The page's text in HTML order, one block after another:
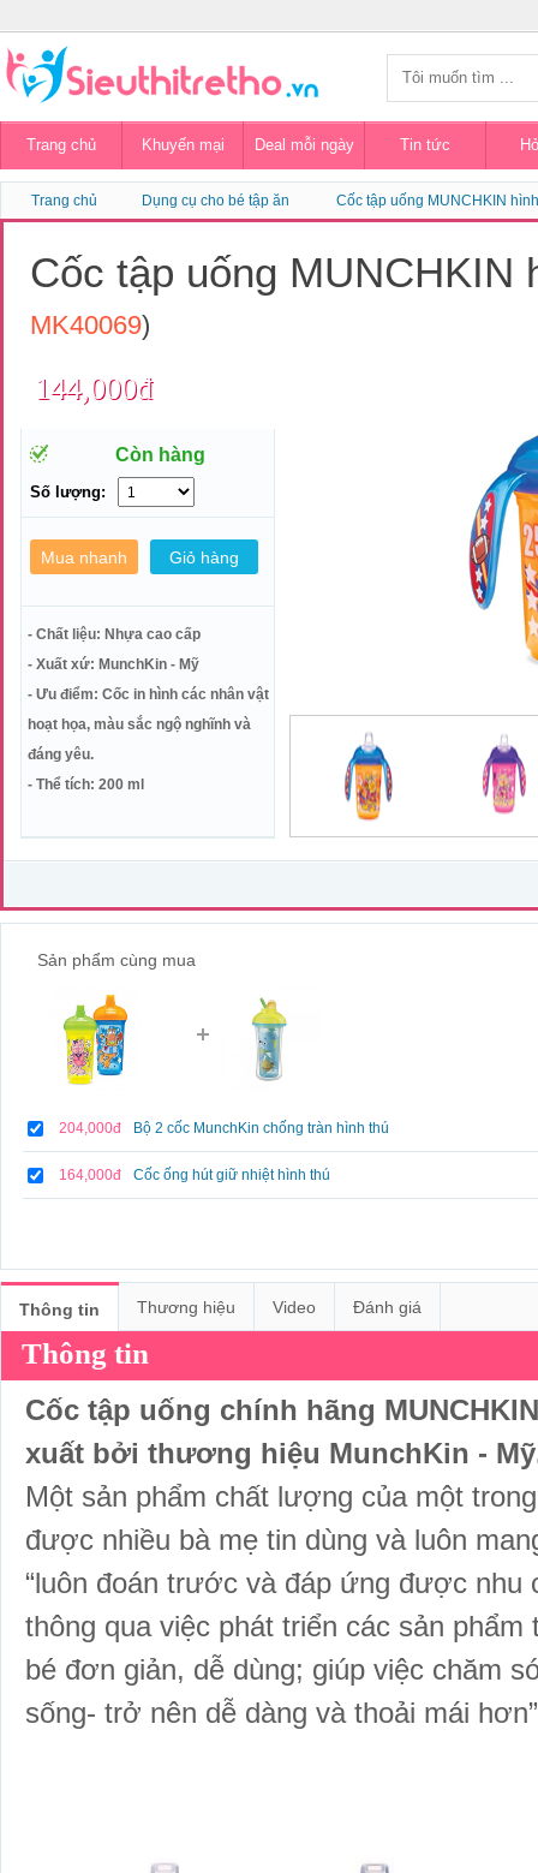
Trang chủ Khuyến mại Deal mỗi ngày Tin tức
Trang chủ Dụng cụ cho bé tập ăn Cốc tập uống MUNCHKIN
Cốc tập uống MUNCHKIN
MK40069)
144,000đ
Còn hàng
Số lượng:
- Chất liệu: Nhựa cao cấp
- Xuất xứ: MunchKin - Mỹ
- Ưu điểm: Cốc in hình các nhân vật
hoạt họa, màu sắc ngộ nghĩnh và
đáng yêu.
- Thể tích: 200 ml
Sản phẩm cùng mua
204,000đ Bộ 2 cốc MunchKin chống tràn hình thú
164,000đ Cốc ống hút giữ nhiệt hình thú
Thông tin Thương hiệu Video Đánh giá
Thông tin
Cốc tập uống chính hãng
xuất bởi thương hiệu MunchKin -
Một sản phẩm chất lượng của một
được nhiều bà mẹ tin dùng và luôn
“luôn đoán trước và đáp ứng được nhu
thông qua việc phát triển các sản phẩm
bé đơn giản, dễ dùng; giúp việc chăm
sống- trở nên dễ dàng và thoải mái